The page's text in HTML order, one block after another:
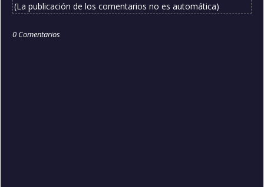
(La publicación de los comentarios no es automática)
0 Comentarios